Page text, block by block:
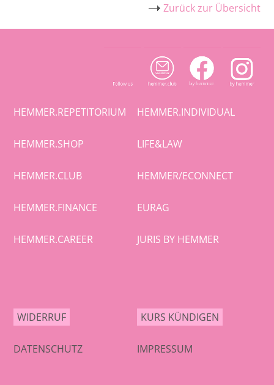
Zurück zur Übersicht
HEMMER.REPETITORIUM HEMMER.INDIVIDUAL
HEMMER.SHOP LIFE&LAW
HEMMER.CLUB HEMMER/ECONNECT
HEMMER.FINANCE EURAG
HEMMER.CAREER JURIS BY HEMMER
WIDERRUF KURS KÜNDIGEN
DATENSCHUTZ IMPRESSUM